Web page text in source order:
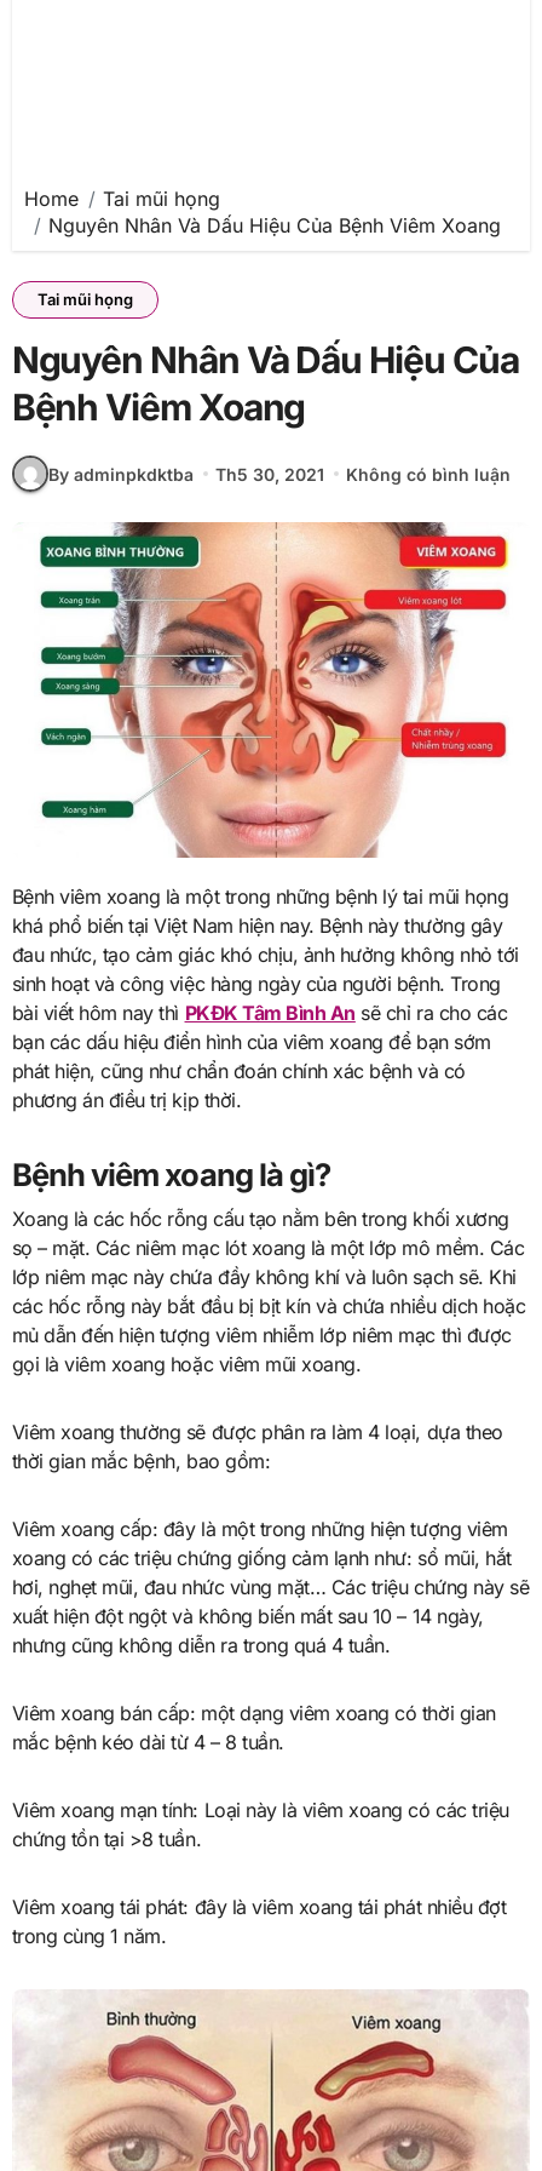
Home
Tai mũi họng
Nguyên Nhân Và Dấu Hiệu Của Bệnh Viêm Xoang
Tai mũi họng
Nguyên Nhân Và Dấu Hiệu Của
Bệnh Viêm Xoang
By adminpkdktba Th5 30, 2021 Không có bình luận
Bệnh viêm xoang là một trong những bệnh lý tai mũi họng
khá phổ biến tại Việt Nam hiện nay. Bệnh này thường gây
đau nhức, tạo cảm giác khó chịu, ảnh hưởng không nhỏ tới
sinh hoạt và công việc hàng ngày của người bệnh. Trong
bài viết hôm nay thì PKĐK Tâm Bình An sẽ chỉ ra cho các
bạn các dấu hiệu điển hình của viêm xoang để bạn sớm
phát hiện, cũng như chẩn đoán chính xác bệnh và có
phương án điều trị kịp thời.
Bệnh viêm xoang là gì?
Xoang là các hốc rỗng cấu tạo nằm bên trong khối xương
sọ – mặt. Các niêm mạc lót xoang là một lớp mô mềm. Các
lớp niêm mạc này chứa đầy không khí và luôn sạch sẽ. Khi
các hốc rỗng này bắt đầu bị bịt kín và chứa nhiều dịch hoặc
mủ dẫn đến hiện tượng viêm nhiễm lớp niêm mạc thì được
gọi là viêm xoang hoặc viêm mũi xoang.
Viêm xoang thường sẽ được phân ra làm 4 loại, dựa theo
thời gian mắc bệnh, bao gồm:
Viêm xoang cấp: đây là một trong những hiện tượng viêm
xoang có các triệu chứng giống cảm lạnh như: sổ mũi, hắt
hơi, nghẹt mũi, đau nhức vùng mặt… Các triệu chứng này sẽ
xuất hiện đột ngột và không biến mất sau 10 – 14 ngày,
nhưng cũng không diễn ra trong quá 4 tuần.
Viêm xoang bán cấp: một dạng viêm xoang có thời gian
mắc bệnh kéo dài từ 4 – 8 tuần.
Viêm xoang mạn tính: Loại này là viêm xoang có các triệu
chứng tồn tại >8 tuần.
Viêm xoang tái phát: đây là viêm xoang tái phát nhiều đợt
trong cùng 1 năm.